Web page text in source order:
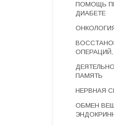
ПОМОЩЬ
ДИАБЕТЕ
ПАМЯТЬ
НЕРВНАЯ
ОБМЕН